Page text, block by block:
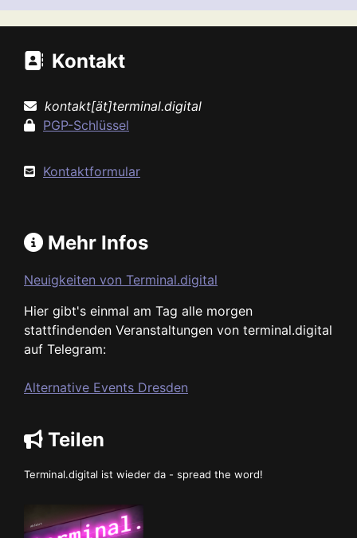
Kontakt
kontakt[ät]terminal.digital
PGP-Schlüssel
Kontaktformular
Mehr Infos
Neuigkeiten von Terminal.digital
Hier gibt's einmal am Tag alle morgen
stattfindenden Veranstaltungen von terminal.digital
auf Telegram:
Alternative Events Dresden
Teilen
Terminal.digital ist wieder da - spread the word!